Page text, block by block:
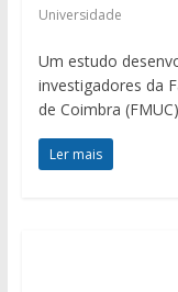
Universidade
Um estudo
investigadores da
de Coimbra
Ler mais